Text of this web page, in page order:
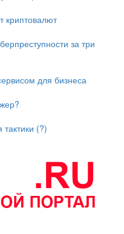
криптовалют
за три
для бизнеса
(?)